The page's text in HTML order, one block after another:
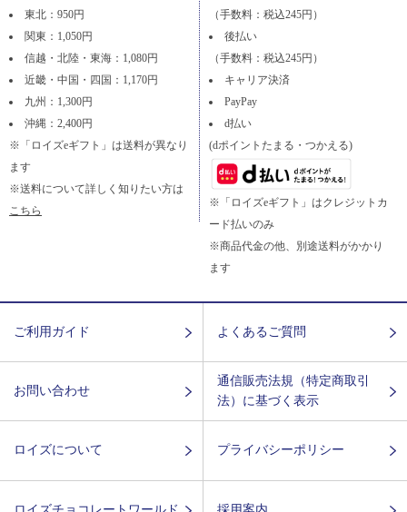
東北：950円
関東：1,050円
信越・北陸・東海：1,080円
近畿・中国・四国：1,170円
九州：1,300円
沖縄：2,400円
※「ロイズeギフト」は送料が異なり
ます
※送料について詳しく知りたい方は
こちら
（手数料：税込245円）
後払い
（手数料：税込245円）
キャリア決済
PayPay
d払い
(dポイントたまる・つかえる)
※「ロイズeギフト」はクレジットカ
ード払いのみ
※商品代金の他、別途送料がかかり
ます
ご利用ガイド よくあるご質問
お問い合わせ
通信販売法規（特定商取引
法）に基づく表示
ロイズについて プライバシーポリシー